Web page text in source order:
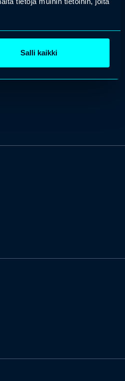
Salli kaikki